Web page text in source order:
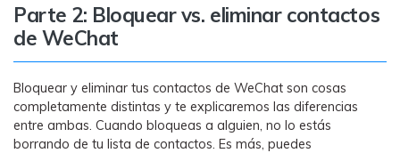
Parte 2: Bloquear vs. eliminar contactos
de WeChat
Bloquear y eliminar tus contactos de WeChat son cosas
completamente distintas y te explicaremos las diferencias
entre ambas. Cuando bloqueas a alguien, no lo estás
borrando de tu lista de contactos. Es más, puedes